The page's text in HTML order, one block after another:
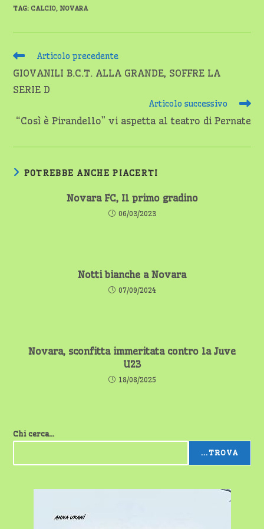
TAG: CALCIO, NOVARA
Leggi
articoli
Articolo precedente
GIOVANILI B.C.T. ALLA GRANDE, SOFFRE LA
SERIE D
Articolo successivo
“Così è Pirandello” vi aspetta al teatro di Pernate
POTREBBE ANCHE PIACERTI
Novara FC, Il primo gradino
06/03/2023
Notti bianche a Novara
07/09/2024
Novara, sconfitta immeritata contro la Juve
U23
18/08/2025
Chi cerca...
...TROVA